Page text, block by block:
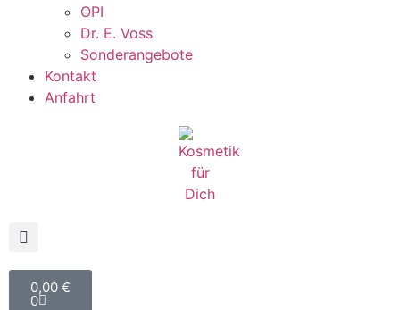
OPI
Dr. E. Voss
Sonderangebote
Kontakt
Anfahrt
0,00 €
0